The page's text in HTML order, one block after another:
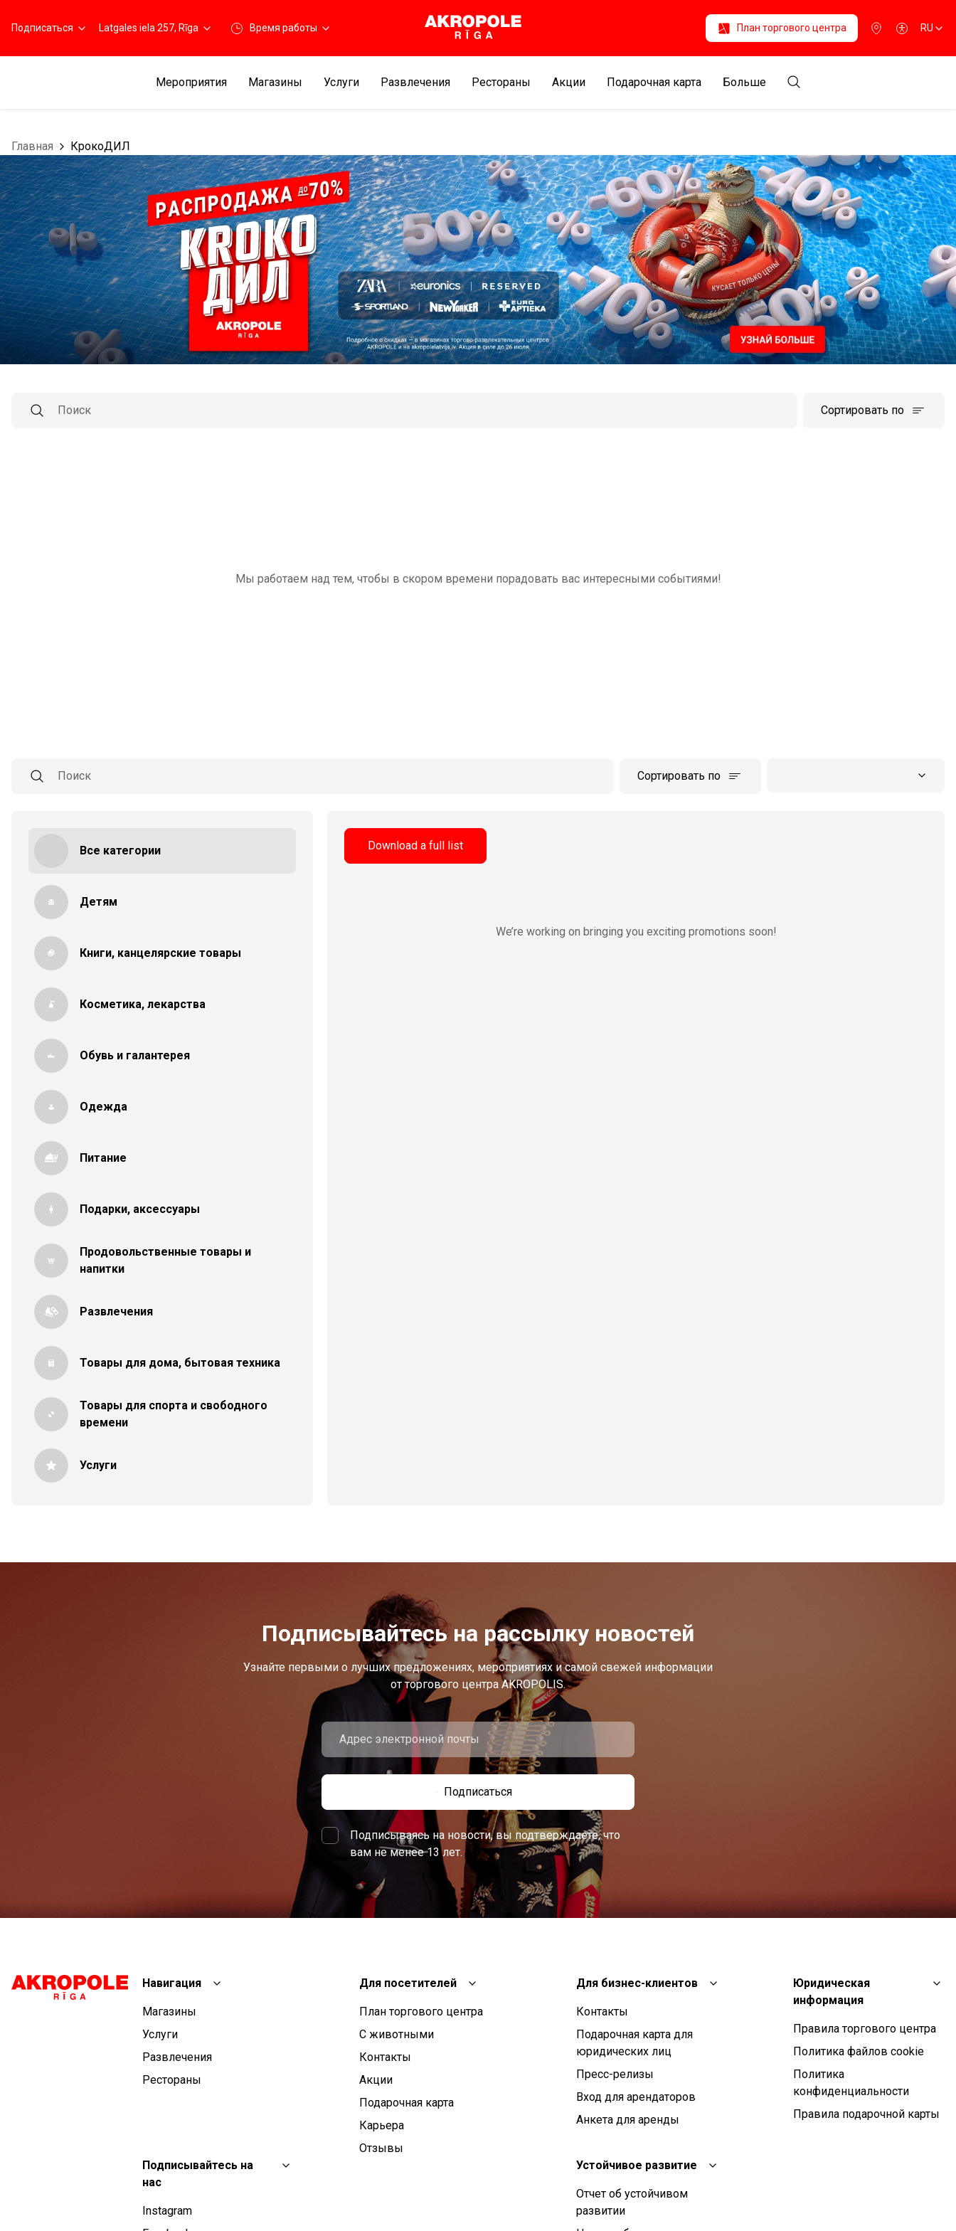
Подписаться Latgales iela 257, Rīga Время работы План торгового центра RU
Мероприятия Магазины Услуги Развлечения Рестораны Aкции Подарочная карта Больше
Главная КрокоДИЛ
Сортировать по
Мы работаем над тем, чтобы в скором времени порадовать вас интересными событиями!
Сортировать по
Все категории
Детям
Книги, канцелярские товары
Косметика, лекарства
Обувь и галантерея
Одежда
Питание
Подарки, аксессуары
Продовольственные товары и
напитки
Развлечения
Товары для дома, бытовая техника
Товары для спорта и свободного
времени
Услуги
Download a full list
We’re working on bringing you exciting promotions soon!
Подписывайтесь на рассылку новостей
Узнайте первыми о лучших предложениях, мероприятиях и самой свежей информации
от торгового центра AKROPOLIS.
Подписаться
Подписываясь на новости, вы подтверждаете, что
вам не менее 13 лет.
Навигация
Магазины
Услуги
Развлечения
Рестораны
Для посетителей
План торгового центра
С животными
Контакты
Aкции
Подарочная карта
Карьера
Отзывы
Для бизнес-клиентов
Контакты
Подарочная карта для
юридических лиц
Пресс-релизы
Вход для арендаторов
Анкета для аренды
Устойчивое развитие
Отчет об устойчивом
развитии
Юридическая
информация
Правила торгового центра
Политика файлов cookie
Политика
конфиденциальности
Правила подарочной карты
Подписывайтесь на
нас
Instagram